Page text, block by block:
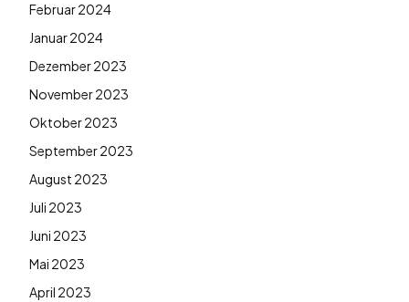
Februar 2024
Januar 2024
Dezember 2023
November 2023
Oktober 2023
September 2023
August 2023
Juli 2023
Juni 2023
Mai 2023
April 2023